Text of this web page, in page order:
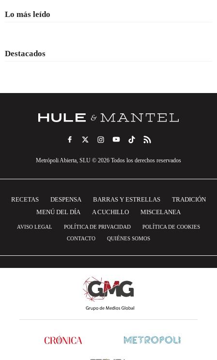
Lo más leído
Destacados
Metrópoli Abierta, SLU © 2026 Todos los derechos reservados
RECETAS DESPENSA BARRAS Y ESTRELLAS
TRADICIÓN
MENÚ DEL DÍA
A CUCHILLO MISCELANEA
AVISO LEGAL POLÍTICA DE PRIVACIDAD
POLÍTICA DE COOKIES
CONTACTO
QUIÉNES SOMOS